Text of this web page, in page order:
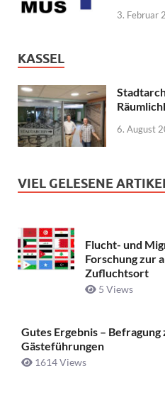
3. Februar
KASSEL
6. August
VIEL GELESENE
Flucht- und
Forschung zur
Zufluchtsort
5 Views
Gutes Ergebnis –
Gästeführungen
1614 Views